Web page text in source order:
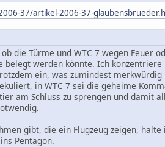
37/artikel-2006-37-
die Türme und WTC 7 wegen Feuer
belegt werden könnte. Ich
ein, was zumindest
in WTC 7 sei die geheime
am Schluss zu sprengen und damit
gibt, die ein Flugzeug zeigen,
Pentagon.